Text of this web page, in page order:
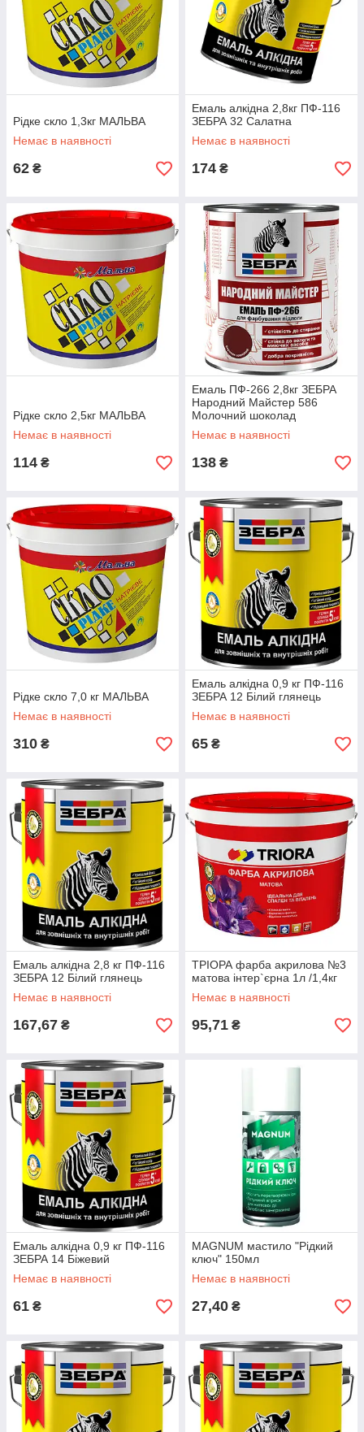
Рідке скло 1,3кг МАЛЬВА
Немає в наявності
62 ₴
Емаль алкідна 2,8кг ПФ-116
ЗЕБРА 32 Салатна
Немає в наявності
174 ₴
Рідке скло 2,5кг МАЛЬВА
Немає в наявності
114 ₴
Емаль ПФ-266 2,8кг ЗЕБРА
Народний Майстер 586
Молочний шоколад
Немає в наявності
138 ₴
Рідке скло 7,0 кг МАЛЬВА
Немає в наявності
310 ₴
Емаль алкідна 0,9 кг ПФ-116
ЗЕБРА 12 Білий глянець
Немає в наявності
65 ₴
Емаль алкідна 2,8 кг ПФ-116
ЗЕБРА 12 Білий глянець
Немає в наявності
167,67 ₴
ТРІОРА фарба акрилова №3
матова інтер`єрна 1л /1,4кг
Немає в наявності
95,71 ₴
Емаль алкідна 0,9 кг ПФ-116
ЗЕБРА 14 Біжевий
Немає в наявності
61 ₴
MAGNUM мастило "Рідкий
ключ" 150мл
Немає в наявності
27,40 ₴